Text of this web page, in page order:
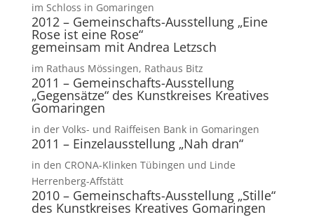
im Schloss in Gomaringen
2012 – Gemeinschafts-Ausstellung „Eine
Rose ist eine Rose“
gemeinsam mit Andrea Letzsch
im Rathaus Mössingen, Rathaus Bitz
2011 – Gemeinschafts-Ausstellung
„Gegensätze“ des Kunstkreises Kreatives
Gomaringen
in der Volks- und Raiffeisen Bank in Gomaringen
2011 – Einzelausstellung „Nah dran“
in den CRONA-Klinken Tübingen und Linde
Herrenberg-Affstätt
2010 – Gemeinschafts-Ausstellung „Stille“
des Kunstkreises Kreatives Gomaringen